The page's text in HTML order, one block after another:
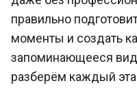
правильно
моменты и создать
запоминающееся
разберём каждый